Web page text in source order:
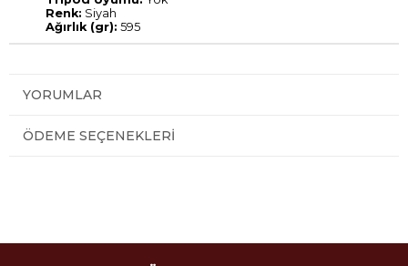
Renk: Siyah
Ağırlık (gr): 595
YORUMLAR
ÖDEME SEÇENEKLERI